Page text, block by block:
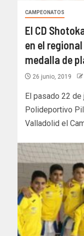
CAMPEONATOS
El CD
en el
medalla de
26 junio, 2019
El pasado 22
Polideportivo
Valladolid el